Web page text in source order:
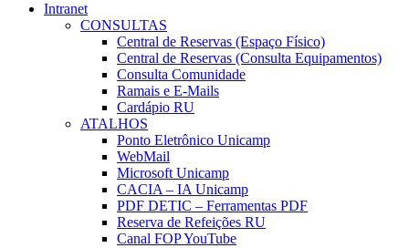
Intranet
CONSULTAS
Central de Reservas (Espaço Físico)
Central de Reservas (Consulta Equipamentos)
Consulta Comunidade
Ramais e E-Mails
Cardápio RU
ATALHOS
Ponto Eletrônico Unicamp
WebMail
Microsoft Unicamp
CACIA – IA Unicamp
PDF DETIC – Ferramentas PDF
Reserva de Refeições RU
Canal FOP YouTube